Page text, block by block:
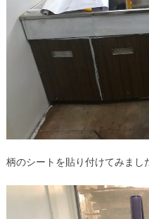
柄のシートを貼り付けてみまし